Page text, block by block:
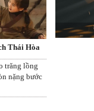
Thái Hòa
trăng lồng
nặng bước